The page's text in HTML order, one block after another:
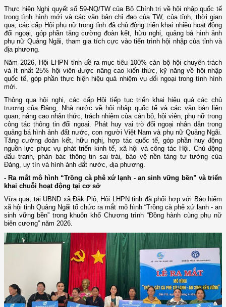
Thực hiện Nghị quyết số 59-NQ/TW của Bộ Chính trị về hội nhập quốc tế
trong tình hình mới và các văn bản chỉ đạo của TW, của tỉnh, thời gian
qua, các cấp Hội phụ nữ trong tỉnh đã chủ động triển khai nhiều hoạt động
đối ngoại, góp phần tăng cường đoàn kết, hữu nghị, quảng bá hình ảnh
phụ nữ Quảng Ngãi, tham gia tích cực vào tiến trình hội nhập của tỉnh và
địa phương.
Năm 2026, Hội LHPN tỉnh đề ra mục tiêu 100% cán bộ hội chuyên trách
và ít nhất 25% hội viên được nâng cao kiến thức, kỹ năng về hội nhập
quốc tế, góp phần thực hiện hiệu quả nhiệm vụ đối ngoại trong tình hình
mới.
Thông qua hội nghị, các cấp Hội tiếp tục triển khai hiệu quả các chủ
trương của Đảng, Nhà nước về hội nhập quốc tế và các văn bản liên
quan; nâng cao nhận thức, trách nhiệm của cán bộ, hội viên, phụ nữ trong
công tác thông tin đối ngoại. Phát huy vai trò đối ngoại nhân dân trong
quảng bá hình ảnh đất nước, con người Việt Nam và phụ nữ Quảng Ngãi.
Tăng cường đoàn kết, hữu nghị, hợp tác quốc tế, góp phần huy động
nguồn lực phục vụ phát triển kinh tế, xã hội và công tác Hội. Chủ động
đấu tranh, phản bác thông tin sai trái, bảo vệ nền tảng tư tưởng của
Đảng, uy tín và hình ảnh đất nước, địa phương.
- Ra mắt mô hình “Trồng cà phê xứ lạnh - an sinh vững bền” và triển
khai chuỗi hoạt động tại cơ sở
Vừa qua, tại UBND xã Đăk Plô, Hội LHPN tỉnh đã phối hợp với Bảo hiểm
xã hội tỉnh Quảng Ngãi tổ chức ra mắt mô hình “Trồng cà phê xứ lạnh - an
sinh vững bền” trong khuôn khổ Chương trình “Đồng hành cùng phụ nữ
biên cương” năm 2026.